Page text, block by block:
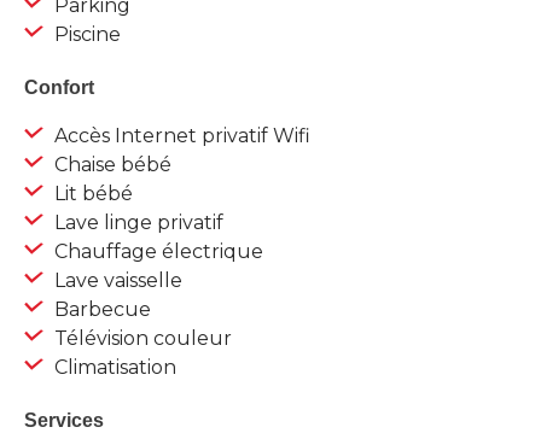
Parking
Piscine
Confort
Accès Internet privatif Wifi
Chaise bébé
Lit bébé
Lave linge privatif
Chauffage électrique
Lave vaisselle
Barbecue
Télévision couleur
Climatisation
Services